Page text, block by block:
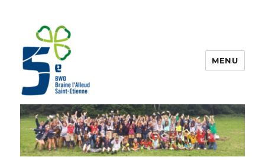
Guides 5BW
MENU